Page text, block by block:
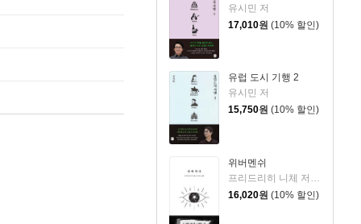
유시민 저
17,010원 (10% 할인)
유럽 도시 기행 2
유시민 저
15,750원 (10% 할인)
위버멘쉬
16,020원 (10% 할인)